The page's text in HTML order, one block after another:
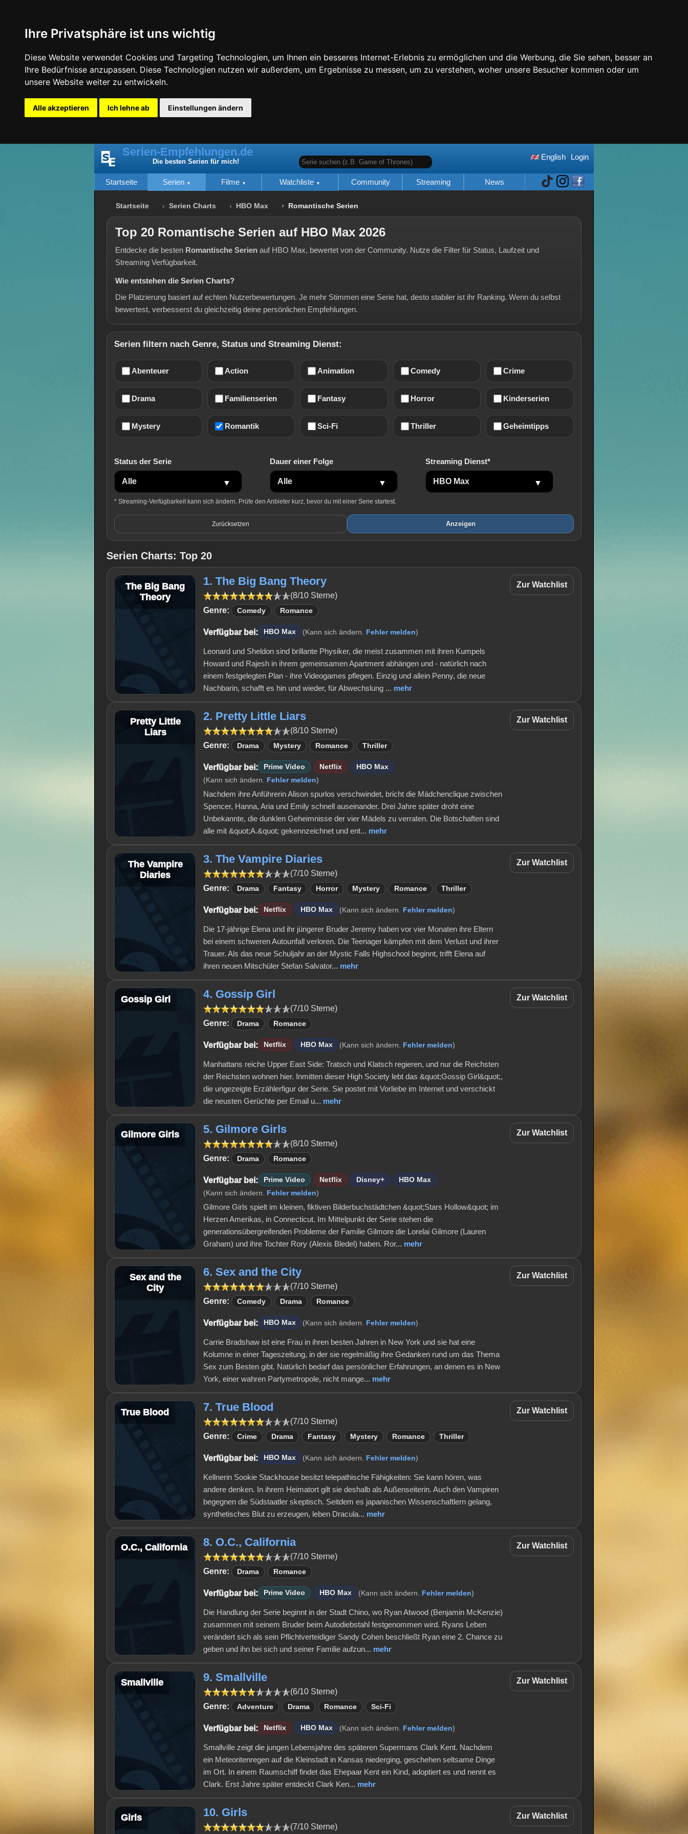
Ihre Privatsphäre ist uns wichtig
Diese Website verwendet Cookies und Targeting Technologien, um Ihnen ein besseres Internet-Erlebnis zu ermöglichen und die Werbung, die Sie sehen, besser an
Ihre Bedürfnisse anzupassen. Diese Technologien nutzen wir außerdem, um Ergebnisse zu messen, um zu verstehen, woher unsere Besucher kommen oder um
unsere Website weiter zu entwickeln.
Alle akzeptieren Ich lehne ab Einstellungen ändern
Login
English
Serie suchen (z.B. Game of Thrones)
Serien-Empfehlungen.de
Die besten Serien für mich!
Startseite Serien Filme Watchliste Community Streaming News
Startseite Serien Charts HBO Max Romantische Serien
Top 20 Romantische Serien auf HBO Max 2026
Entdecke die besten Romantische Serien auf HBO Max, bewertet von der Community. Nutze die Filter für Status, Laufzeit und
Streaming Verfügbarkeit.
Wie entstehen die Serien Charts?
Die Platzierung basiert auf echten Nutzerbewertungen. Je mehr Stimmen eine Serie hat, desto stabiler ist ihr Ranking. Wenn du selbst
bewertest, verbesserst du gleichzeitig deine persönlichen Empfehlungen.
Serien filtern nach Genre, Status und Streaming Dienst:
Abenteuer Action Animation Comedy Crime
Drama Familienserien Fantasy Horror Kinderserien
Mystery Romantik Sci-Fi Thriller Geheimtipps
Status der Serie Dauer einer Folge Streaming Dienst*
* Streaming-Verfügbarkeit kann sich ändern. Prüfe den Anbieter kurz, bevor du mit einer Serie startest.
Zurücksetzen Anzeigen
Serien Charts: Top 20
The Big Bang
Theory
1. The Big Bang Theory
(8/10 Sterne)
Genre:
Comedy Romance
Verfügbar bei: HBO Max (Kann sich ändern. Fehler melden)
Leonard und Sheldon sind brillante Physiker, die meist zusammen mit ihren Kumpels
Howard und Rajesh in ihrem gemeinsamen Apartment abhängen und - natürlich nach
einem festgelegten Plan - ihre Videogames pflegen. Einzig und allein Penny, die neue
Nachbarin, schafft es hin und wieder, für Abwechslung ... mehr
Zur Watchlist
Pretty Little
Liars
2. Pretty Little Liars
(8/10 Sterne)
Genre:
Drama Mystery Romance Thriller
Verfügbar bei: Prime Video Netflix
HBO Max
(Kann sich ändern. Fehler melden)
Nachdem ihre Anführerin Alison spurlos verschwindet, bricht die Mädchenclique zwischen
Spencer, Hanna, Aria und Emily schnell auseinander. Drei Jahre später droht eine
Unbekannte, die dunklen Geheimnisse der vier Mädels zu verraten. Die Botschaften sind
alle mit &quot;A.&quot; gekennzeichnet und ent... mehr
Zur Watchlist
The Vampire
Diaries
3. The Vampire Diaries
(7/10 Sterne)
Genre:
Drama Fantasy Horror Mystery Romance Thriller
Verfügbar bei: Netflix HBO Max (Kann sich ändern. Fehler melden)
Die 17-jährige Elena und ihr jüngerer Bruder Jeremy haben vor vier Monaten ihre Eltern
bei einem schweren Autounfall verloren. Die Teenager kämpfen mit dem Verlust und ihrer
Trauer. Als das neue Schuljahr an der Mystic Falls Highschool beginnt, trifft Elena auf
ihren neuen Mitschüler Stefan Salvator... mehr
Zur Watchlist
Gossip Girl 4. Gossip Girl
(7/10 Sterne)
Genre:
Drama Romance
Verfügbar bei: Netflix HBO Max (Kann sich ändern. Fehler melden)
Manhattans reiche Upper East Side: Tratsch und Klatsch regieren, und nur die Reichsten
der Reichsten wohnen hier. Inmitten dieser High Society lebt das &quot;Gossip Girl&quot;,
die ungezeigte Erzählerfigur der Serie. Sie postet mit Vorliebe im Internet und verschickt
die neusten Gerüchte per Email u... mehr
Zur Watchlist
Gilmore Girls 5. Gilmore Girls
(8/10 Sterne)
Genre:
Drama Romance
Verfügbar bei: Prime Video Netflix Disney+
HBO Max
(Kann sich ändern. Fehler melden)
Gilmore Girls spielt im kleinen, fiktiven Bilderbuchstädtchen &quot;Stars Hollow&quot; im
Herzen Amerikas, in Connecticut. Im Mittelpunkt der Serie stehen die
generationsübergreifenden Probleme der Familie Gilmore die Lorelai Gilmore (Lauren
Graham) und ihre Tochter Rory (Alexis Bledel) haben. Ror... mehr
Zur Watchlist
Sex and the
City
6. Sex and the City
(7/10 Sterne)
Genre:
Comedy Drama Romance
Verfügbar bei: HBO Max (Kann sich ändern. Fehler melden)
Carrie Bradshaw ist eine Frau in ihren besten Jahren in New York und sie hat eine
Kolumne in einer Tageszeitung, in der sie regelmäßig ihre Gedanken rund um das Thema
Sex zum Besten gibt. Natürlich bedarf das persönlicher Erfahrungen, an denen es in New
York, einer wahren Partymetropole, nicht mange... mehr
Zur Watchlist
True Blood 7. True Blood
(7/10 Sterne)
Genre:
Crime Drama Fantasy Mystery Romance Thriller
Verfügbar bei: HBO Max (Kann sich ändern. Fehler melden)
Kellnerin Sookie Stackhouse besitzt telepathische Fähigkeiten: Sie kann hören, was
andere denken. In ihrem Heimatort gilt sie deshalb als Außenseiterin. Auch den Vampiren
begegnen die Südstaatler skeptisch. Seitdem es japanischen Wissenschaftlern gelang,
synthetisches Blut zu erzeugen, leben Dracula... mehr
Zur Watchlist
O.C., California 8. O.C., California
(7/10 Sterne)
Genre:
Drama Romance
Verfügbar bei: Prime Video HBO Max (Kann sich ändern. Fehler melden)
Die Handlung der Serie beginnt in der Stadt Chino, wo Ryan Atwood (Benjamin McKenzie)
zusammen mit seinem Bruder beim Autodiebstahl festgenommen wird. Ryans Leben
verändert sich als sein Pflichtverteidiger Sandy Cohen beschließt Ryan eine 2. Chance zu
geben und ihn bei sich und seiner Familie aufzun... mehr
Zur Watchlist
Smallville 9. Smallville
(6/10 Sterne)
Genre:
Adventure Drama Romance Sci-Fi
Verfügbar bei: Netflix HBO Max (Kann sich ändern. Fehler melden)
Smallville zeigt die jungen Lebensjahre des späteren Supermans Clark Kent. Nachdem
ein Meteoritenregen auf die Kleinstadt in Kansas niederging, geschehen seltsame Dinge
im Ort. In einem Raumschiff findet das Ehepaar Kent ein Kind, adoptiert es und nennt es
Clark. Erst Jahre später entdeckt Clark Ken... mehr
Zur Watchlist
Girls 10. Girls
(7/10 Sterne)
Zur Watchlist